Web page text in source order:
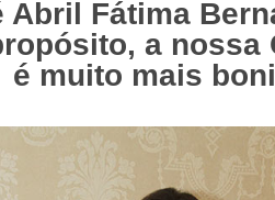
Abril Fátima
a nossa
é muito mais